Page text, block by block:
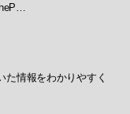
た情報をわかりやすく